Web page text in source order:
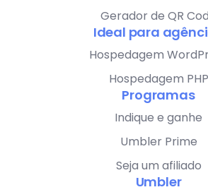
Gerador de QR
Ideal para
Hospedagem
Hospedagem PHP
Programas
Indique e ganhe
Umbler Prime
Seja um afiliado
Umbler